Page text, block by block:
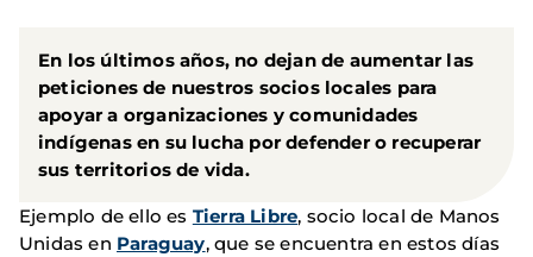
En los últimos años, no dejan de aumentar las
peticiones de nuestros socios locales para
apoyar a organizaciones y comunidades
indígenas en su lucha por defender o recuperar
sus territorios de vida.
Ejemplo de ello es Tierra Libre, socio local de Manos
Unidas en Paraguay, que se encuentra en estos días